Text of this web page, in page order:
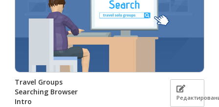
Travel Groups
Searching Browser
Intro